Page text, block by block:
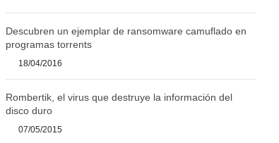
Descubren un ejemplar de ransomware camuflado en
programas torrents
18/04/2016
Rombertik, el virus que destruye la información del
disco duro
07/05/2015